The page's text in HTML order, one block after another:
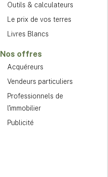
Outils & calculateurs
Le prix de vos terres
Livres Blancs
Nos offres
Acquéreurs
Vendeurs particuliers
Professionnels de
l'immobilier
Publicité